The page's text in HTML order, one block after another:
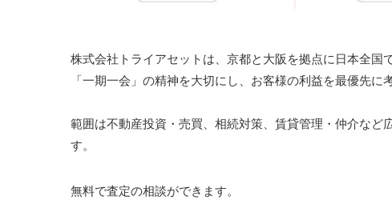
株式会社トライアセットは、京都と大阪を拠点に日本全国
「一期一会」の精神を大切にし、お客様の利益を最優先に
範囲は不動産投資・売買、相続対策、賃貸管理・仲介など
す。
無料で査定の相談ができます。